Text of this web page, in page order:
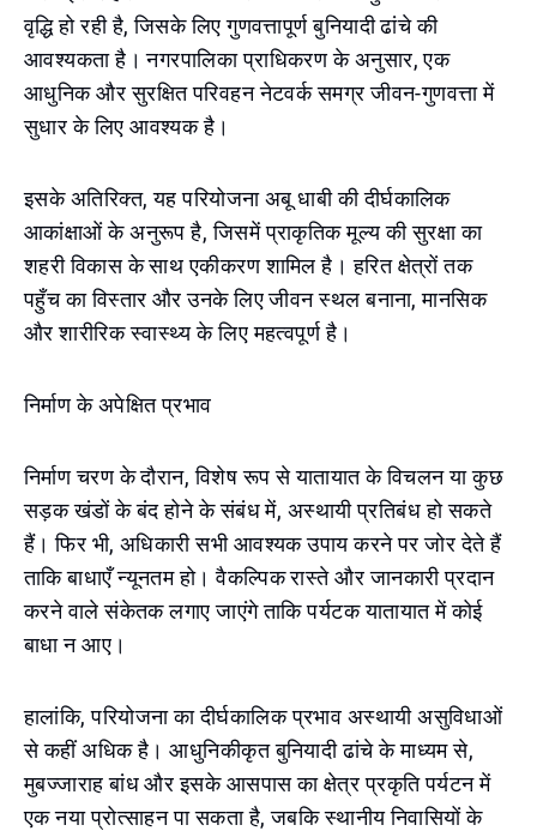
वृद्धि हो रही है, जिसके लिए गुणवत्तापूर्ण बुनियादी ढांचे की
आवश्यकता है। नगरपालिका प्राधिकरण के अनुसार, एक
आधुनिक और सुरक्षित परिवहन नेटवर्क समग्र जीवन-गुणवत्ता में
सुधार के लिए आवश्यक है।
इसके अतिरिक्त, यह परियोजना अबू धाबी की दीर्घकालिक
आकांक्षाओं के अनुरूप है, जिसमें प्राकृतिक मूल्य की सुरक्षा का
शहरी विकास के साथ एकीकरण शामिल है। हरित क्षेत्रों तक
पहुँच का विस्तार और उनके लिए जीवन स्थल बनाना, मानसिक
और शारीरिक स्वास्थ्य के लिए महत्वपूर्ण है।
निर्माण के अपेक्षित प्रभाव
निर्माण चरण के दौरान, विशेष रूप से यातायात के विचलन या कुछ
सड़क खंडों के बंद होने के संबंध में, अस्थायी प्रतिबंध हो सकते
हैं। फिर भी, अधिकारी सभी आवश्यक उपाय करने पर जोर देते हैं
ताकि बाधाएँ न्यूनतम हो। वैकल्पिक रास्ते और जानकारी प्रदान
करने वाले संकेतक लगाए जाएंगे ताकि पर्यटक यातायात में कोई
बाधा न आए।
हालांकि, परियोजना का दीर्घकालिक प्रभाव अस्थायी असुविधाओं
से कहीं अधिक है। आधुनिकीकृत बुनियादी ढांचे के माध्यम से,
मुबज्जाराह बांध और इसके आसपास का क्षेत्र प्रकृति पर्यटन में
एक नया प्रोत्साहन पा सकता है, जबकि स्थानीय निवासियों के